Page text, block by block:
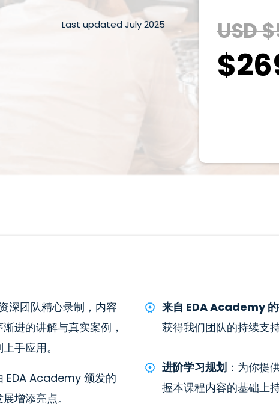
Last updated July 2025 USD
深团队精心录制，内容
进的讲解与真实案例，
手应用。
EDA Academy 颁发的
增添亮点。
来自 EDA Academy
获得我们团队的持续支
进阶学习规划：为你提
握本课程内容的基础上